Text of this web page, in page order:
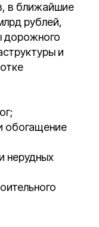
в ближайшие
рублей,
дорожного
и
обогащение
нерудных